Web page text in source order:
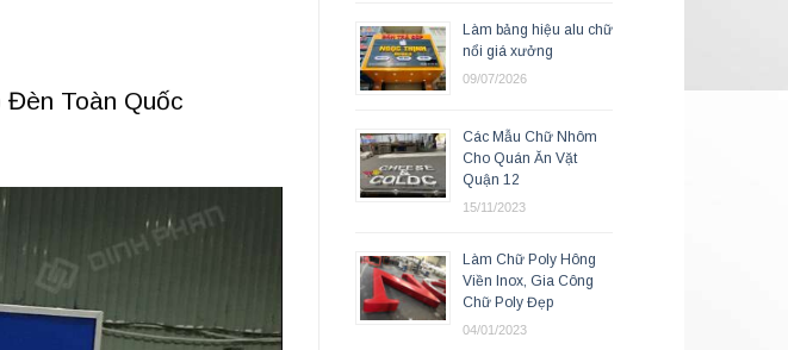
Toàn Quốc
Làm bảng hiệu alu chữ
nổi giá xưởng
09/07/2026
Các Mẫu Chữ Nhôm
Cho Quán Ăn Vặt
Quận 12
15/11/2023
Làm Chữ Poly Hông
Viền Inox, Gia Công
Chữ Poly Đẹp
04/01/2023